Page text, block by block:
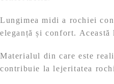
Lungimea midi a rochiei
eleganță și confort.
Materialul din care este
contribuie la lejeritatea